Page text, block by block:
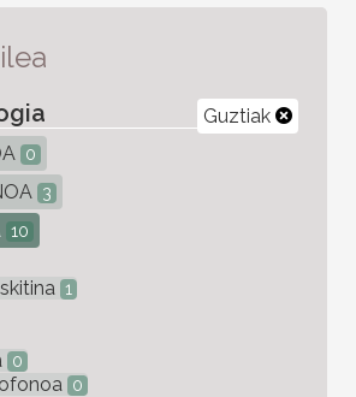
Guztiak
0
3
10
1
0
0